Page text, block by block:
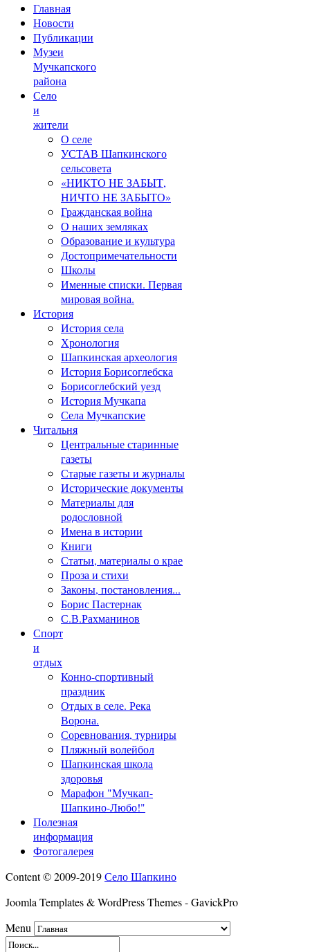
Главная
Новости
Публикации
Музеи
Мучкапского
района
Село
и
жители
О селе
УСТАВ Шапкинского
сельсовета
«НИКТО НЕ ЗАБЫТ,
НИЧТО НЕ ЗАБЫТО»
Гражданская война
О наших земляках
Образование и культура
Достопримечательности
Школы
Именные списки. Первая
мировая война.
История
История села
Хронология
Шапкинская археология
История Борисоглебска
Борисоглебский уезд
История Мучкапа
Села Мучкапские
Читальня
Центральные старинные
газеты
Старые газеты и журналы
Исторические документы
Материалы для
родословной
Имена в истории
Книги
Статьи, материалы о крае
Проза и стихи
Законы, постановления...
Борис Пастернак
С.В.Рахманинов
Спорт
и
отдых
Конно-спортивный
праздник
Отдых в селе. Река
Ворона.
Соревнования, турниры
Пляжный волейбол
Шапкинская школа
здоровья
Марафон "Мучкап-
Шапкино-Любо!"
Полезная
информация
Фотогалерея
Content © 2009-2019Село Шапкино
Joomla Templates & WordPress Themes - GavickPro
Menu